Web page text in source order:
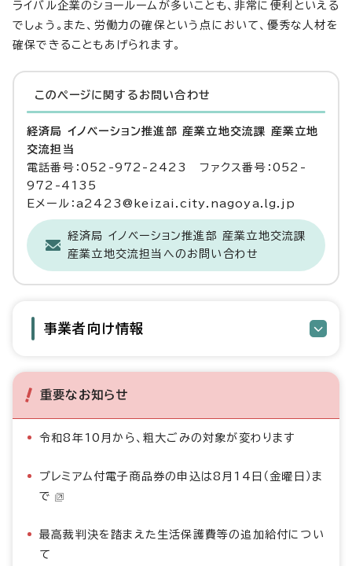
ライバル企業のショールームが多いことも、非常に便利といえる
でしょう。また、労働力の確保という点において、優秀な人材を
確保できることもあげられます。
このページに関する お問い合わせ
経済局 イノベーション推進部 産業立地交流課 産業立地
交流担当
電話番号：052-972-2423 ファクス番号：052-
972-4135
Eメール：a2423@keizai.city.nagoya.lg.jp
経済局 イノベーション推進部 産業立地交流課
産業立地交流担当へのお問い合わせ
事業者向け情報
重要なお知らせ
令和8年10月から、粗大ごみの対象が変わります
プレミアム付電子商品券の申込は8月14日（金曜日）ま
で
最高裁判決を踏まえた生活保護費等の追加給付につい
て